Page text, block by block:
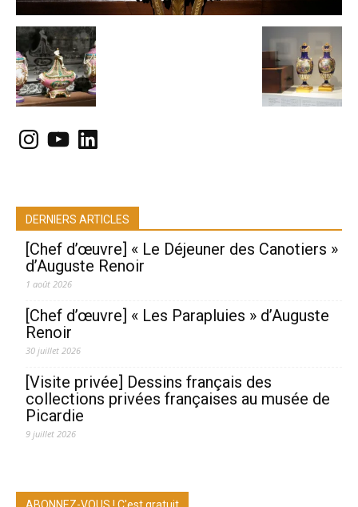
Instagram
YouTubeLinkedIn
DERNIERS ARTICLES
[Chef d’œuvre] « Le Déjeuner des Canotiers »
d’Auguste Renoir
1 août 2026
[Chef d’œuvre] « Les Parapluies » d’Auguste
Renoir
30 juillet 2026
[Visite privée] Dessins français des
collections privées françaises au musée de
Picardie
9 juillet 2026